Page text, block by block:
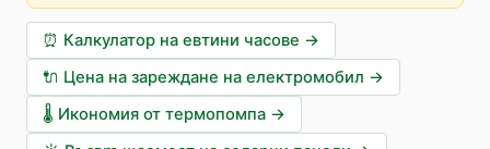
⏰ Калкулатор на евтини часове →
🔌 Цена на зареждане на електромобил →
🌡️ Икономия от термопомпа →